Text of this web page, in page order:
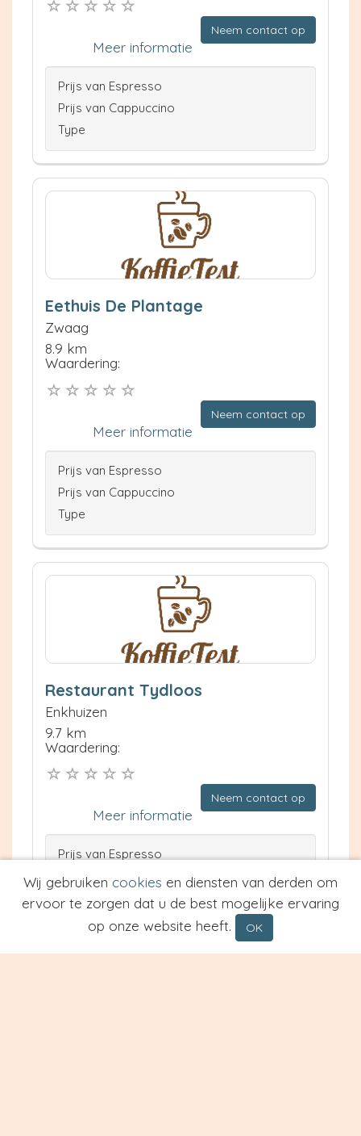
Neem contact op
Meer informatie
Prijs van Espresso
Prijs van Cappuccino
Type
Eethuis De Plantage
Zwaag
8.9 km
Waardering:
Neem contact op
Meer informatie
Prijs van Espresso
Prijs van Cappuccino
Type
Restaurant Tydloos
Enkhuizen
9.7 km
Waardering:
Neem contact op
Meer informatie
Prijs van Espresso
Prijs van Cappuccino
Type
Wij gebruiken cookies en diensten van derden om
ervoor te zorgen dat u de best mogelijke ervaring
op onze website heeft.
OK